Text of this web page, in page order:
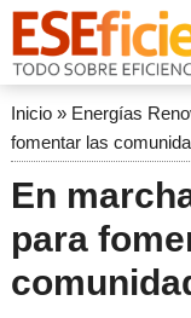
Inicio» Energías
fomentar las
En
para